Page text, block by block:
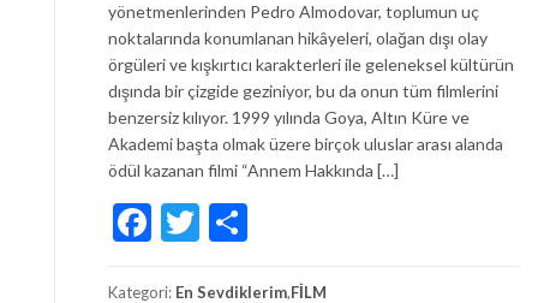
yönetmenlerinden Pedro Almodovar, toplumun uç
noktalarında konumlanan hikâyeleri, olağan dışı olay
örgüleri ve kışkırtıcı karakterleri ile geleneksel kültürün
dışında bir çizgide geziniyor, bu da onun tüm filmlerini
benzersiz kılıyor. 1999 yılında Goya, Altın Küre ve
Akademi başta olmak üzere birçok uluslar arası alanda
ödül kazanan filmi “Annem Hakkında […]
Facebook
Twitter
Kategori: En Sevdiklerim,FİLM